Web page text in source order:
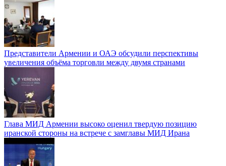
Представители Армении и ОАЭ обсудили перспективы
увеличения объёма торговли между двумя странами
Глава МИД Армении высоко оценил твердую позицию
иранской стороны на встрече с замглавы МИД Ирана